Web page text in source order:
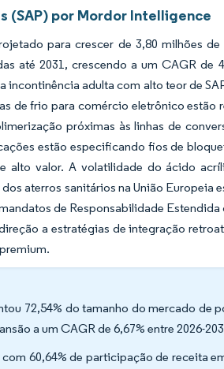
(SAP) por Mordor Intelligence
para crescer de 3,80 milhões
até 2031, crescendo a um CAGR de
adulta com alto teor de
de frio para comércio eletrônico estão
próximas às linhas de
estão especificando fios de
valor. A volatilidade do ácido
aterros sanitários na União Europeia
de Responsabilidade
a estratégias de integração
72,54% do tamanho do mercado de
a um CAGR de 6,67% entre 2026-
60,64% de participação de receita